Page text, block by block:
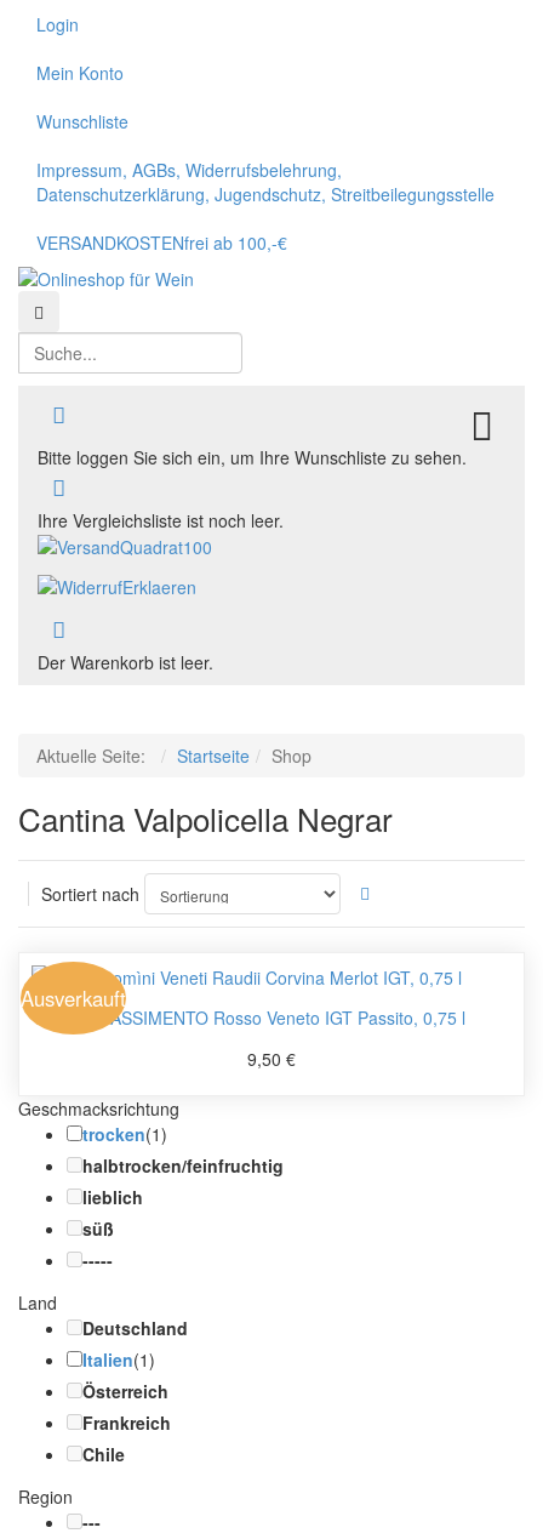
Login
Mein Konto
Wunschliste
Impressum, AGBs, Widerrufsbelehrung,
Datenschutzerklärung, Jugendschutz, Streitbeilegungsstelle
VERSANDKOSTENfrei ab 100,-€
Suchen
Bitte loggen Sie sich ein, um Ihre Wunschliste zu sehen.
Ihre Vergleichsliste ist noch leer.
Der Warenkorb ist leer.
Aktuelle Seite: Startseite Shop
Cantina Valpolicella Negrar
Sortiert nach
Ausverkauft
APPASSIMENTO Rosso Veneto IGT Passito, 0,75 l
9,50 €
Geschmacksrichtung
trocken(1)
halbtrocken/feinfruchtig
lieblich
süß
-----
Land
Deutschland
Italien(1)
Österreich
Frankreich
Chile
Region
---